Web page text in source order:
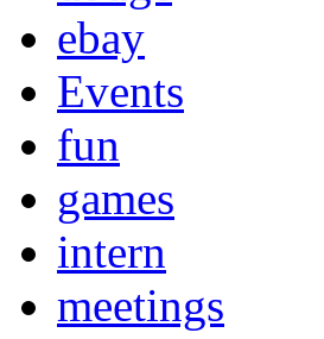
ebay
Events
fun
games
intern
meetings